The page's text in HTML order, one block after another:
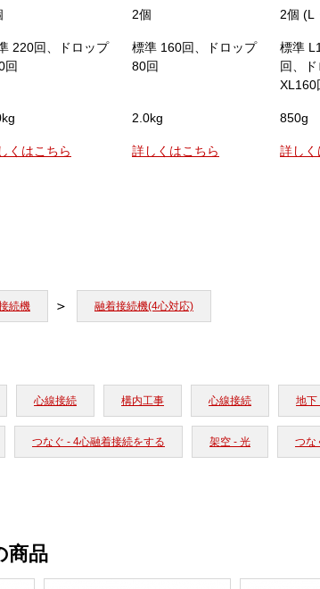
2個 2個 (L
220回、ドロップ
回
標準 160回、ドロップ
80回
標準
回、ド
XL160
2.0kg 850g
くはこちら 詳しくはこちら 詳しく
続機 融着接続機(4心対応)
心線接続 構内工事 心線接続 地下
つなぐ - 4心融着接続をする 架空 - 光 つな
商品